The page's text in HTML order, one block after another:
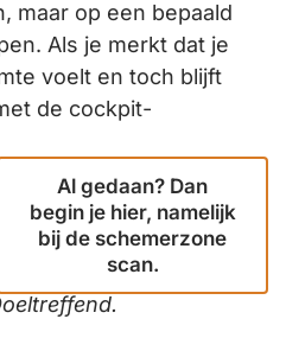
maar op een bepaald
Als je merkt dat je
voelt en toch blijft
de cockpit-
Al gedaan? Dan
begin je hier, namelijk
bij de schemerzone
scan.